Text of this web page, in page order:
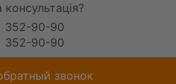
консультація?
352-90-90
352-90-90
звонок